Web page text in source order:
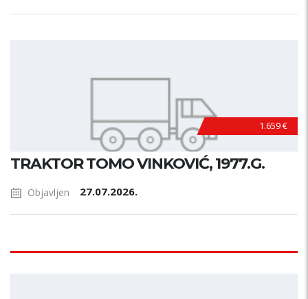
1.659 €
TRAKTOR TOMO VINKOVIĆ, 1977.G.
Objavljen 27.07.2026.